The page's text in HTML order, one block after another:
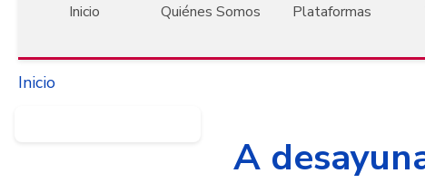
Inicio Quiénes Somos Plataformas
Inicio
A